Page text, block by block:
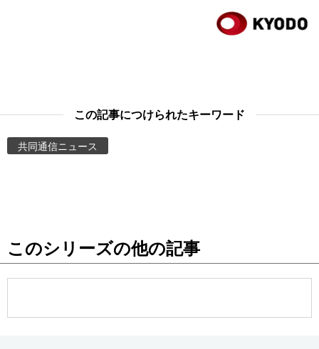
Images
お知らせ
この記事につけられたキーワード
共同通信ニュース
このシリーズの他の記事